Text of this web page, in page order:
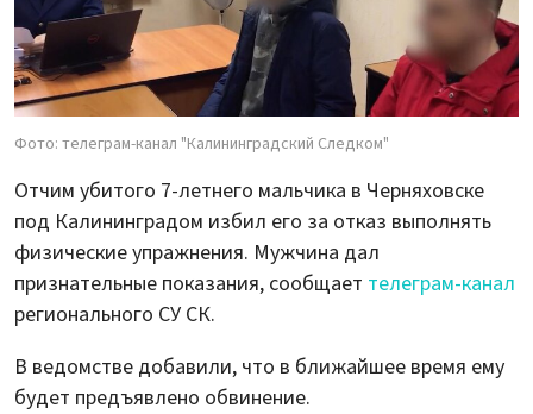
Фото: телеграм-канал "Калининградский Следком"
Отчим убитого 7-летнего мальчика в Черняховске
под Калининградом избил его за отказ выполнять
физические упражнения. Мужчина дал
признательные показания, сообщает телеграм-канал
регионального СУ СК.
В ведомстве добавили, что в ближайшее время ему
будет предъявлено обвинение.